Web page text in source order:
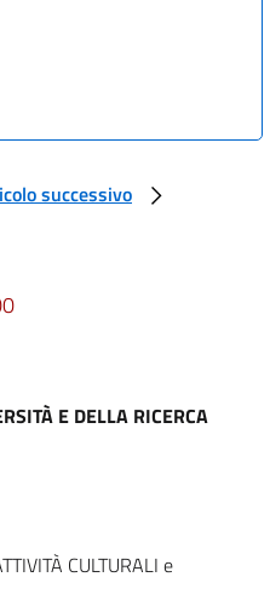
successivo
E DELLA RICERCA
CULTURALI e